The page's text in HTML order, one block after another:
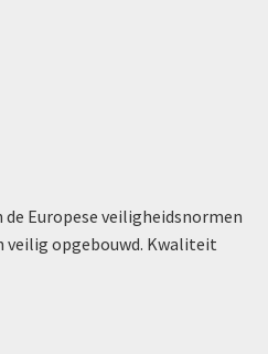
Europese veiligheidsnormen
veilig opgebouwd. Kwaliteit